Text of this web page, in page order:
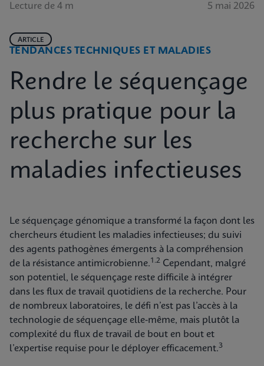
Lecture de 4 m 5 mai 2026
TENDANCES TECHNIQUES ET MALADIES
ARTICLE
Rendre le séquençage
plus pratique pour la
recherche sur les
maladies infectieuses
Le séquençage génomique a transformé la façon dont les
chercheurs étudient les maladies infectieuses; du suivi
des agents pathogènes émergents à la compréhension
de la résistance antimicrobienne.1.2 Cependant, malgré
son potentiel, le séquençage reste difficile à intégrer
dans les flux de travail quotidiens de la recherche. Pour
de nombreux laboratoires, le défi n’est pas l’accès à la
technologie de séquençage elle-même, mais plutôt la
complexité du flux de travail de bout en bout et
l’expertise requise pour le déployer efficacement.3